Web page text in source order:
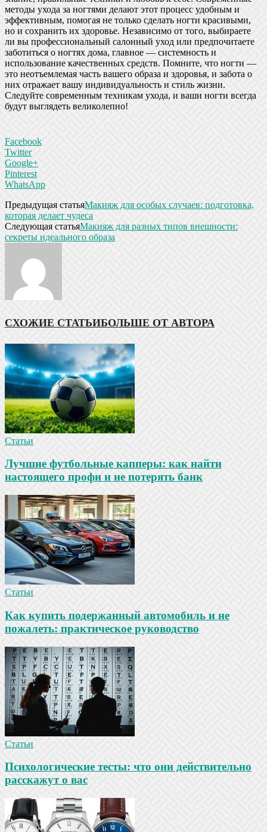
методы ухода за ногтями делают этот процесс удобным и
эффективным, помогая не только сделать ногти красивыми,
но и сохранить их здоровье. Независимо от того, выбираете
ли вы профессиональный салонный уход или предпочитаете
заботиться о ногтях дома, главное — системность и
использование качественных средств. Помните, что ногти —
это неотъемлемая часть вашего образа и здоровья, и забота о
них отражает вашу индивидуальность и стиль жизни.
Следуйте современным техникам ухода, и ваши ногти всегда
будут выглядеть великолепно!
Facebook
Twitter
Google+
Pinterest
WhatsApp
Предыдущая статьяМакияж для особых случаев: подготовка,
которая делает чудеса
Следующая статьяМакияж для разных типов внешности:
секреты идеального образа
СХОЖИЕ СТАТЬИБОЛЬШЕ ОТ АВТОРА
Статьи
Лучшие футбольные капперы: как найти
настоящего профи и не потерять банк
Статьи
Как купить подержанный автомобиль и не
пожалеть: практическое руководство
Статьи
Психологические тесты: что они действительно
расскажут о вас